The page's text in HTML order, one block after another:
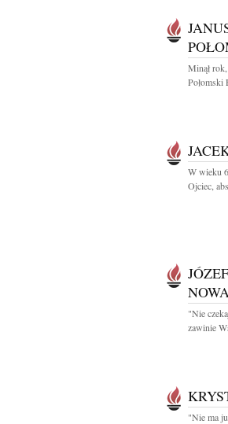
Minął
Połomski
W wieku
Ojciec,
"Nie
zawinie
"Nie ma